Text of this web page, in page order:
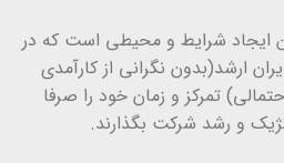
ایجاد شرایط و محیطی است که در
ارشد(بدون نگرانی از کارآمدی
تمرکز و زمان خود را صرفا
و رشد شرکت بگذارند.